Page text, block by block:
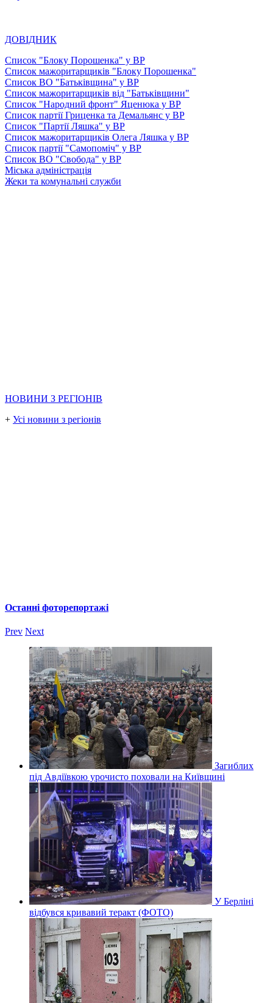
ДОВІДНИК
Список "Блоку Порошенка" у ВР
Список мажоритарщиків "Блоку Порошенка"
Список ВО "Батьківщина" у ВР
Список мажоритарщиків від "Батьківщини"
Список "Народний фронт" Яценюка у ВР
Список партії Гриценка та Демальянс у ВР
Список "Партії Ляшка" у ВР
Список мажоритарщиків Олега Ляшка у ВР
Список партії "Самопоміч" у ВР
Список ВО "Свобода" у ВР
Міська адміністрація
Жеки та комунальні служби
НОВИНИ З РЕГІОНІВ
+ Усі новини з регіонів
Останні фоторепортажі
Prev Next
Загиблих
під Авдіївкою урочисто поховали на Київщині
У Берліні
відбувся кривавий теракт (ФОТО)